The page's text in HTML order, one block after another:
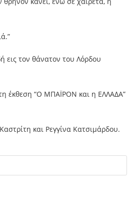
εις τον θάνατον του Λόρδου
έκθεση “Ο ΜΠΑΪΡΟΝ και η ΕΛΛΑΔΑ”
και Ρεγγίνα Κατσιμάρδου.